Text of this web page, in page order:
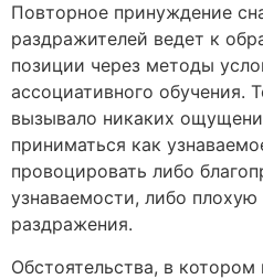
Повторное принуждение
раздражителей ведет к
позиции через методы
ассоциативного обучения.
вызывало никаких
приниматься как
провоцировать либо
узнаваемости, либо
раздражения.
Обстоятельства, в котором